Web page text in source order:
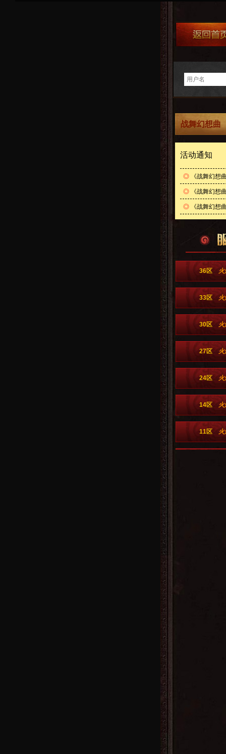
战舞幻想曲
活动通知
◎ 《战舞幻想
◎ 《战舞幻想
◎ 《战舞幻想
36区
33区
30区
27区
24区
14区
11区